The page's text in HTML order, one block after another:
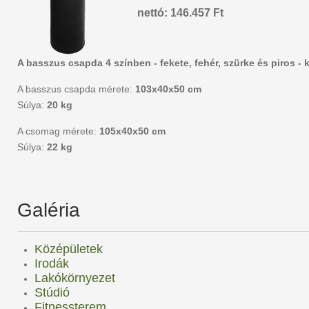
nettó: 146.457 Ft
A basszus csapda 4 színben - fekete, fehér, szürke és piros -
A basszus csapda mérete: 103x40x50 cm
Súlya: 20 kg
A csomag mérete: 105x40x50 cm
Súlya: 22 kg
Galéria
Középületek
Irodák
Lakókörnyezet
Stúdió